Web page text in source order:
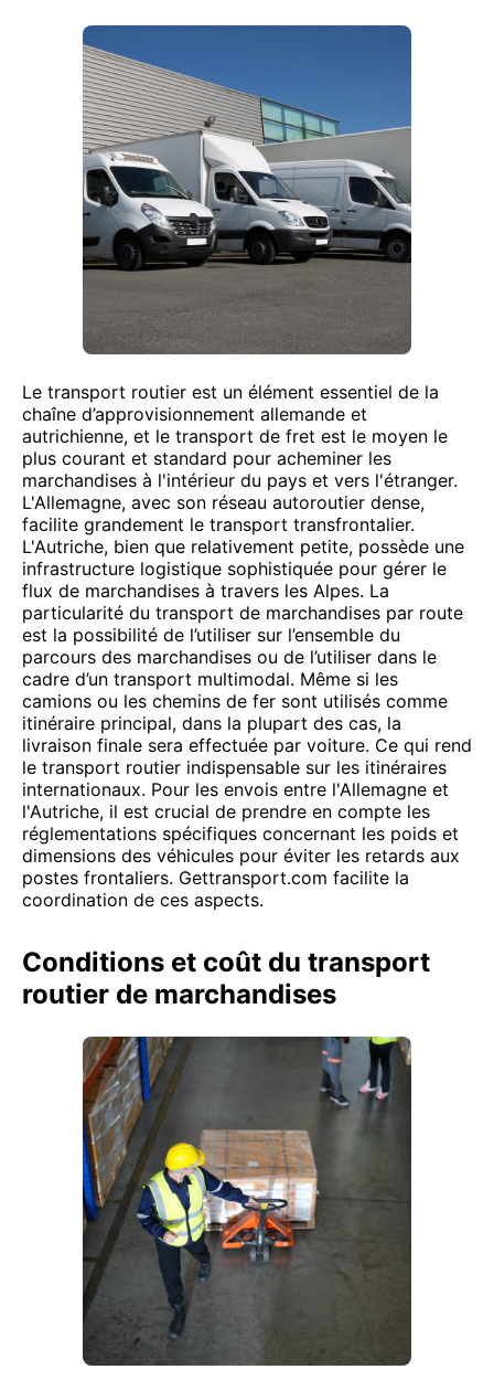
Le transport routier est un élément essentiel de la
chaîne d’approvisionnement allemande et
autrichienne, et le transport de fret est le moyen le
plus courant et standard pour acheminer les
marchandises à l'intérieur du pays et vers l'étranger.
L'Allemagne, avec son réseau autoroutier dense,
facilite grandement le transport transfrontalier.
L'Autriche, bien que relativement petite, possède une
infrastructure logistique sophistiquée pour gérer le
flux de marchandises à travers les Alpes. La
particularité du transport de marchandises par route
est la possibilité de l’utiliser sur l’ensemble du
parcours des marchandises ou de l’utiliser dans le
cadre d’un transport multimodal. Même si les
camions ou les chemins de fer sont utilisés comme
itinéraire principal, dans la plupart des cas, la
livraison finale sera effectuée par voiture. Ce qui rend
le transport routier indispensable sur les itinéraires
internationaux. Pour les envois entre l'Allemagne et
l'Autriche, il est crucial de prendre en compte les
réglementations spécifiques concernant les poids et
dimensions des véhicules pour éviter les retards aux
postes frontaliers. Gettransport.com facilite la
coordination de ces aspects.
Conditions et coût du transport
routier de marchandises